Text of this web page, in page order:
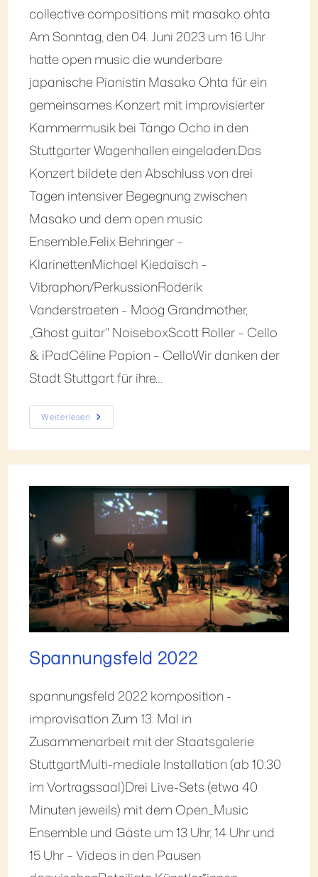
collective compositions mit masako ohta
Am Sonntag, den 04. Juni 2023 um 16 Uhr
hatte open music die wunderbare
japanische Pianistin Masako Ohta für ein
gemeinsames Konzert mit improvisierter
Kammermusik bei Tango Ocho in den
Stuttgarter Wagenhallen eingeladen.Das
Konzert bildete den Abschluss von drei
Tagen intensiver Begegnung zwischen
Masako und dem open music
Ensemble.Felix Behringer –
KlarinettenMichael Kiedaisch –
Vibraphon/PerkussionRoderik
Vanderstraeten – Moog Grandmother,
„Ghost guitar" NoiseboxScott Roller – Cello
& iPadCéline Papion – CelloWir danken der
Stadt Stuttgart für ihre…
Weiterlesen
Spannungsfeld 2022
spannungsfeld 2022 komposition -
improvisation Zum 13. Mal in
Zusammenarbeit mit der Staatsgalerie
StuttgartMulti-mediale Installation (ab 10:30
im Vortragssaal)Drei Live-Sets (etwa 40
Minuten jeweils) mit dem Open_Music
Ensemble und Gäste um 13 Uhr, 14 Uhr und
15 Uhr – Videos in den Pausen